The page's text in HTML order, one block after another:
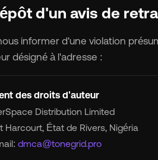
Tarifs chevron_right
À propos
Rédaction
d'un avis de
informer d'une violation
désigné à l'adresse :
des droits d'auteur
Distribution Limited
Harcourt, État de Rivers, Nigéria
dmca@tonegrid.pro